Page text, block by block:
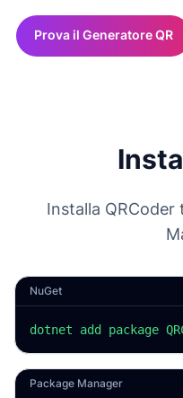
Prova il Generatore QR
Installa QRCoder
NuGet
dotnet add package
Package Manager